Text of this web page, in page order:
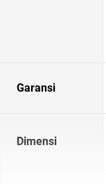
Garansi
Dimensi